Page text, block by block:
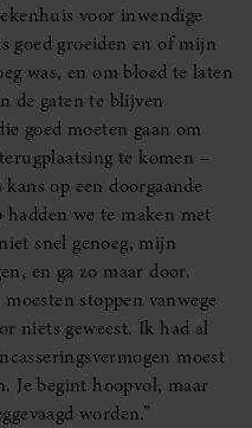
voor inwendige
goed groeiden en of mijn
was, en om bloed te laten
de gaten te blijven
goed moeten gaan om
te komen –
op een doorgaande
we te maken met
snel genoeg, mijn
en ga zo maar door.
stoppen vanwege
niets geweest. Ik had al
moest
Je begint hoopvol, maar
worden.”